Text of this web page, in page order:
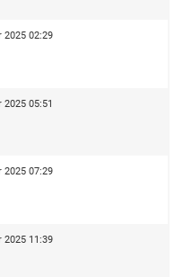
2025 02:29
2025 05:51
2025 07:29
2025 11:39